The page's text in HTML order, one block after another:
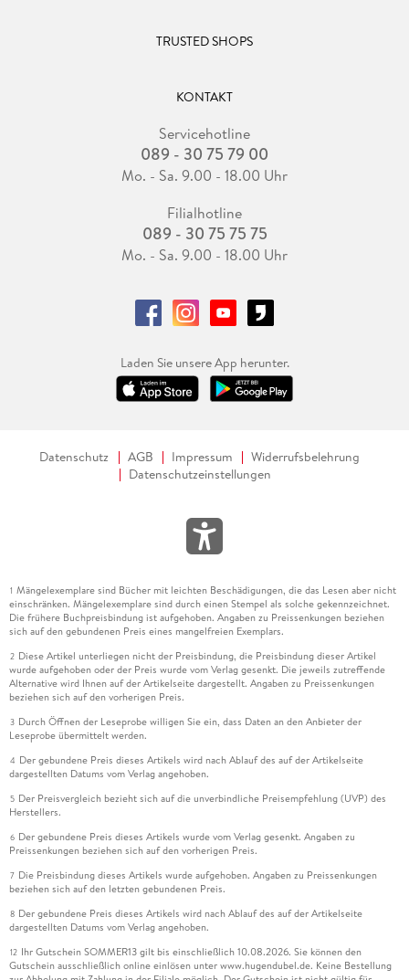
TRUSTED SHOPS
KONTAKT
Servicehotline
089 - 30 75 79 00
Mo. - Sa. 9.00 - 18.00 Uhr
Filialhotline
089 - 30 75 75 75
Mo. - Sa. 9.00 - 18.00 Uhr
Laden Sie unsere App herunter.
Datenschutz AGB Impressum
Widerrufsbelehrung
Datenschutzeinstellungen
1 Mängelexemplare sind Bücher mit leichten Beschädigungen, die das Lesen aber nicht
einschränken. Mängelexemplare sind durch einen Stempel als solche gekennzeichnet.
Die frühere Buchpreisbindung ist aufgehoben. Angaben zu Preissenkungen beziehen
sich auf den gebundenen Preis eines mangelfreien Exemplars.
2 Diese Artikel unterliegen nicht der Preisbindung, die Preisbindung dieser Artikel
wurde aufgehoben oder der Preis wurde vom Verlag gesenkt. Die jeweils zutreffende
Alternative wird Ihnen auf der Artikelseite dargestellt. Angaben zu Preissenkungen
beziehen sich auf den vorherigen Preis.
3 Durch Öffnen der Leseprobe willigen Sie ein, dass Daten an den Anbieter der
Leseprobe übermittelt werden.
4 Der gebundene Preis dieses Artikels wird nach Ablauf des auf der Artikelseite
dargestellten Datums vom Verlag angehoben.
5 Der Preisvergleich bezieht sich auf die unverbindliche Preisempfehlung (UVP) des
Herstellers.
6 Der gebundene Preis dieses Artikels wurde vom Verlag gesenkt. Angaben zu
Preissenkungen beziehen sich auf den vorherigen Preis.
7 Die Preisbindung dieses Artikels wurde aufgehoben. Angaben zu Preissenkungen
beziehen sich auf den letzten gebundenen Preis.
8 Der gebundene Preis dieses Artikels wird nach Ablauf des auf der Artikelseite
dargestellten Datums vom Verlag angehoben.
12 Ihr Gutschein SOMMER13 gilt bis einschließlich 10.08.2026. Sie können den
Gutschein ausschließlich online einlösen unter www.hugendubel.de. Keine Bestellung